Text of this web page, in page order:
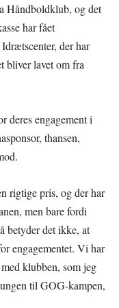
Håndboldklub, og det
har fået
der har
bliver lavet om fra
deres engagement i
thansen,
rigtige pris, og der har
men bare fordi
betyder det ikke, at
engagementet. Vi har
klubben, som jeg
til GOG-kampen,